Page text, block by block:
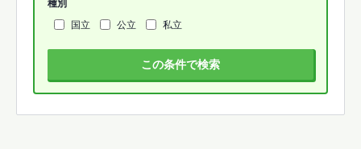
種別
国立
公立 私立
この条件で検索